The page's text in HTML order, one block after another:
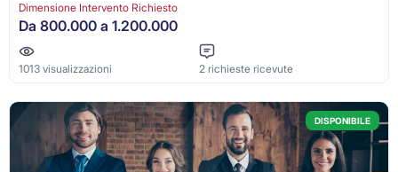
Dimensione Intervento Richiesto
Da 800.000 a 1.200.000
1013 visualizzazioni 2 richieste ricevute
DISPONIBILE